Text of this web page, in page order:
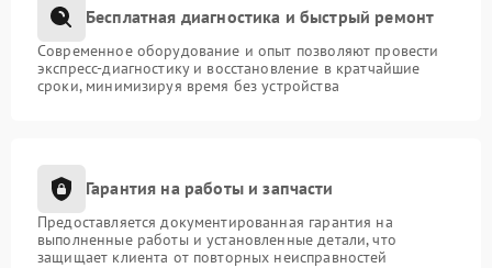
Бесплатная диагностика и быстрый ремонт
Современное оборудование и опыт позволяют провести
экспресс-диагностику и восстановление в кратчайшие
сроки, минимизируя время без устройства
Гарантия на работы и запчасти
Предоставляется документированная гарантия на
выполненные работы и установленные детали, что
защищает клиента от повторных неисправностей